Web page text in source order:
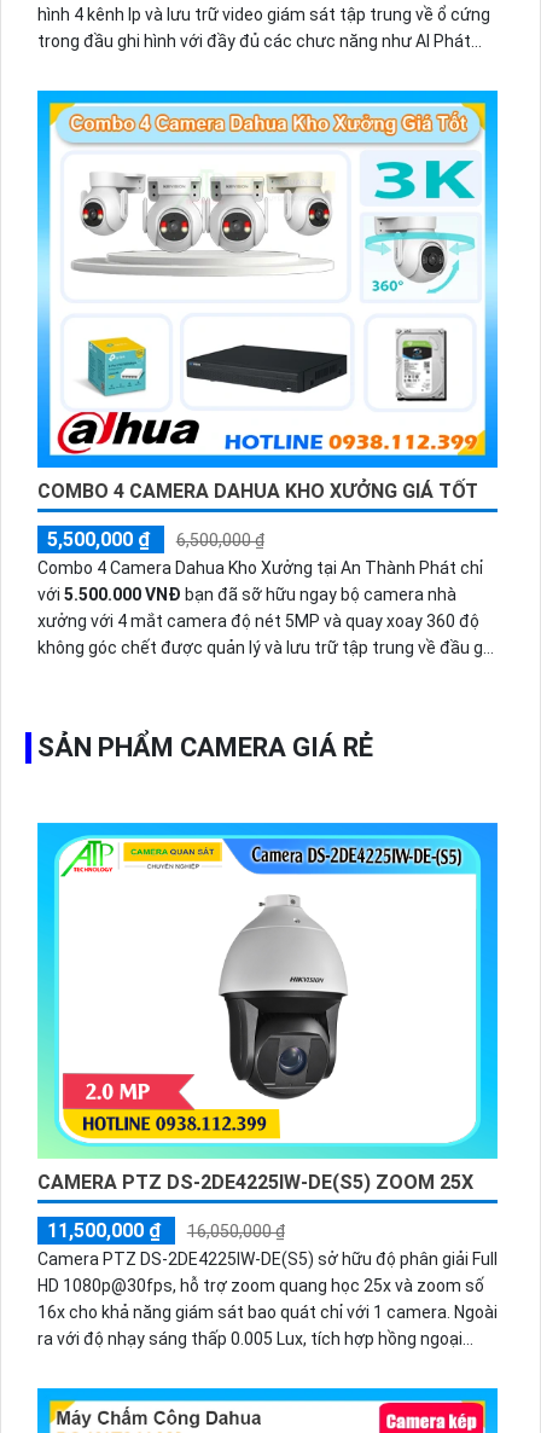
hình 4 kênh Ip và lưu trữ video giám sát tập trung về ổ cứng
trong đầu ghi hình với đầy đủ các chưc năng như AI Phát
có màu vào ban đêm
COMBO 4 CAMERA DAHUA KHO XƯỞNG GIÁ TỐT
5,500,000 ₫
6,500,000 ₫
Combo 4 Camera Dahua Kho Xưởng tại An Thành Phát chỉ
với 5.500.000 VNĐ bạn đã sỡ hữu ngay bộ camera nhà
xưởng với 4 mắt camera độ nét 5MP và quay xoay 360 độ
không góc chết được quản lý và lưu trữ tập trung về đầu ghi
SẢN PHẨM CAMERA GIÁ RẺ
CAMERA PTZ DS-2DE4225IW-DE(S5) ZOOM 25X
11,500,000 ₫
16,050,000 ₫
Camera PTZ DS-2DE4225IW-DE(S5) sở hữu độ phân giải Full
HD 1080p@30fps, hỗ trợ zoom quang học 25x và zoom số
16x cho khả năng giám sát bao quát chỉ với 1 camera. Ngoài
ra với độ nhạy sáng thấp 0.005 Lux, tích hợp hồng ngoại
ảnh trong điều kiện ánh sáng yếu.